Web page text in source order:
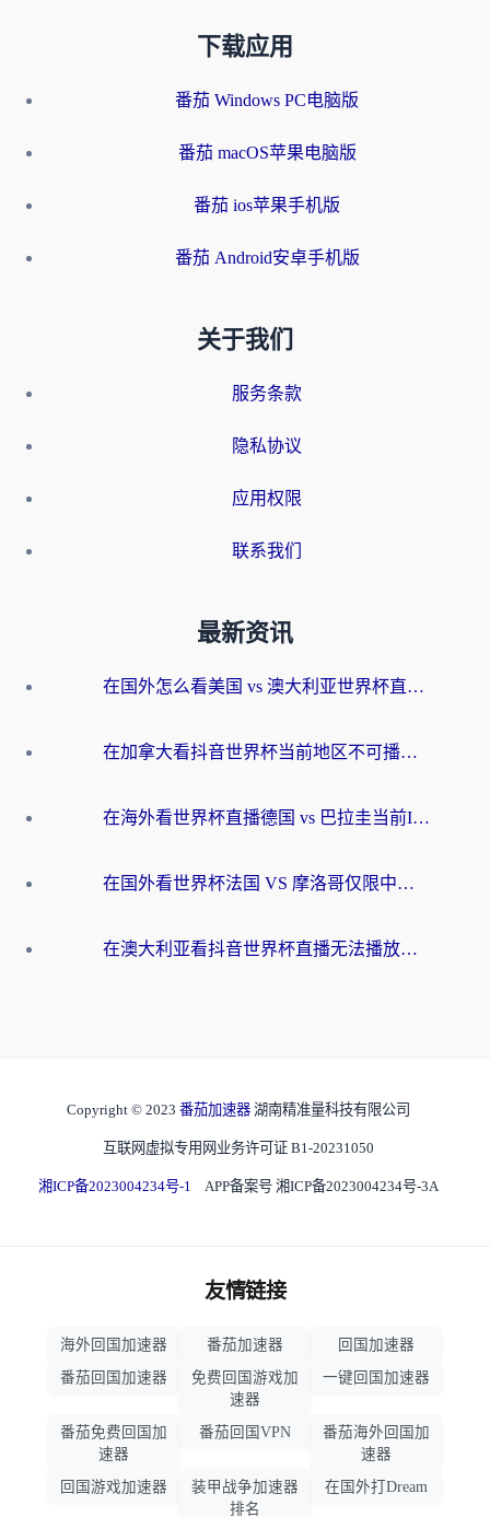
下载应用
番茄 Windows PC电脑版
番茄 macOS苹果电脑版
番茄 ios苹果手机版
番茄 Android安卓手机版
关于我们
服务条款
隐私协议
应用权限
联系我们
最新资讯
在国外怎么看美国 vs 澳大利亚世界杯直播？海外党必藏的中文解说观赛指南
在加拿大看抖音世界杯当前地区不可播放？海外党体育观赛终极指南
在海外看世界杯直播德国 vs 巴拉圭当前IP受限制？这篇指南帮你轻松解决地区限制
在国外看世界杯法国 VS 摩洛哥仅限中国大陆？别让地域限制拦下你的欢呼
在澳大利亚看抖音世界杯直播无法播放？海外党体育观赛终极指南来了！
Copyright © 2023 番茄加速器 湖南精准量科技有限公司
互联网虚拟专用网业务许可证 B1-20231050
湘ICP备2023004234号-1 APP备案号 湘ICP备2023004234号-3A
友情链接
海外回国加速器 番茄加速器
回国加速器
番茄回国加速器
免费回国游戏加
速器
一键回国加速器
番茄免费回国加
速器
番茄回国VPN
番茄海外回国加
速器
回国游戏加速器
装甲战争加速器
排名
在国外打Dream